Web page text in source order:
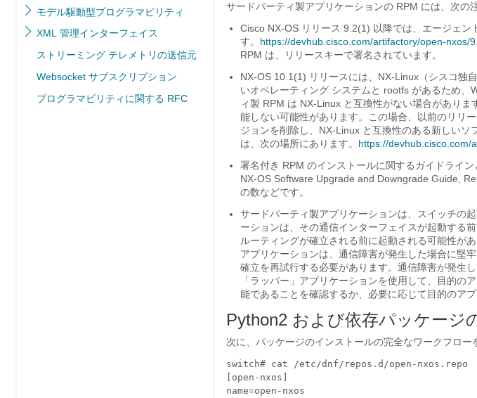
モデル駆動型プログラマビリティ
XML 管理インターフェイス
ストリーミング テレメトリの送信元
Websocket サブスクリプション
プログラマビリティに関する RFC
サードパーティ製アプリケーションの RPM には、次の
Cisco NX-OS リリース 9.2(1) 以降では、エージェン
す。 https://devhub.cisco.com/artifactory/open-nxos/
RPM は、リリースキーで署名されています。
NX-OS 10.1(1) リリースには、NX-Linux（シスコ独
いオペレーティング システムと rootfs があるため
ィ製 RPM は NX-Linux と互換性がない場合があり
能しない可能性があります。この場合、以前のリリ
ジョンを削除し、NX-Linux と互換性のある新しい
は、次の場所にあります。 https://devhub.cisco.com/
署名付き RPM のインストールに関するガイドライ
NX-OS Software Upgrade and Downgrade Guide,
の数などです。
サードパーティ製アプリケーションは、スイッチの
ーションは、その通信インターフェイスが起動する
ルーティングが確立される前に起動される可能性が
アプリケーションは、通信障害が発生した場合に堅
確立を再試行する必要があります。通信障害が発生
「ラッパー」アプリケーションを使用して、目的の
能であることを確認するか、必要に応じて目的のア
Python2 および依存パッケージ
次に、パッケージのインストールの完全なワークフロー
switch# cat /etc/dnf/repos.d/open-nxos.repo
[open-nxos]
name=open-nxos